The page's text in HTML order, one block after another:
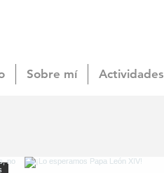
Sobre mí Actividades